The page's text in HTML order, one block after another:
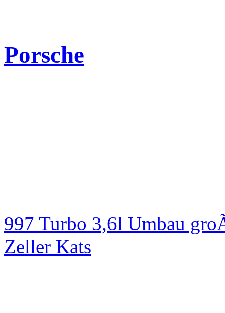
Porsche
997 Turbo 3,6l Umbau
Zeller Kats